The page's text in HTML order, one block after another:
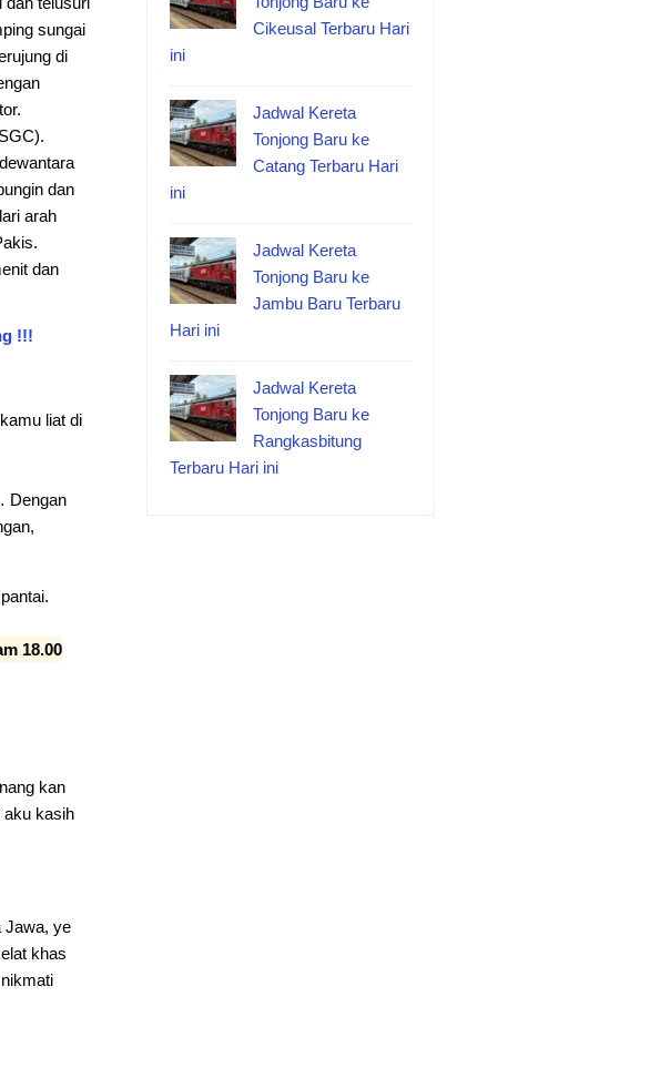
sungai
di
dan
arah
dan
!!!
liat di
Dengan
18.00
kan
aku kasih
Jawa, ye
khas
Cikeusal Terbaru Hari
ini
Jadwal Kereta
Tonjong Baru ke
Catang Terbaru Hari
ini
Jadwal Kereta
Tonjong Baru ke
Jambu Baru Terbaru
Hari ini
Jadwal Kereta
Tonjong Baru ke
Rangkasbitung
Terbaru Hari ini